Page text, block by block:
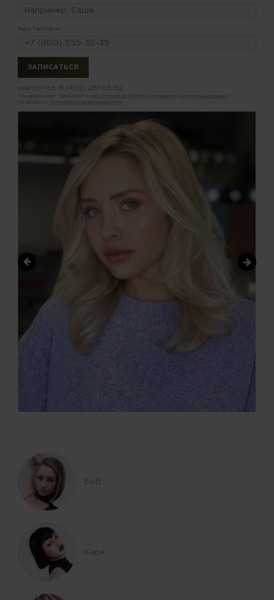
Ваш телефон:
или по тел. 8 (499) 281-65-92
Нажимая кнопку "Записаться" я даю согласие на обработку и хранение персональных данных
политикой конфиденциальности
Боб
Каре